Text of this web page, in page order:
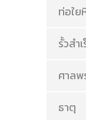
ท่อใย
รั้วสำ
ศาลพ
ธาตุ